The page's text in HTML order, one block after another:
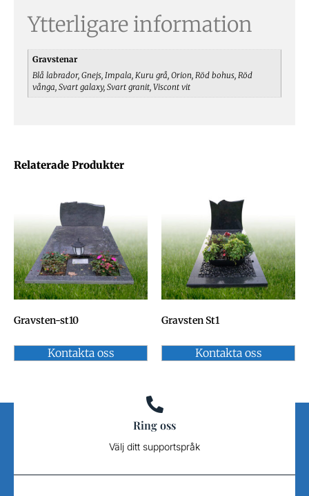
Relaterade Produkter
Gravsten-st10
Kontakta oss
Gravsten St1
Kontakta oss
Ytterligare information
Gravstenar
Blå labrador, Gnejs, Impala, Kuru grå, Orion, Röd bohus, Röd
vånga, Svart galaxy, Svart granit, Viscont vit
Ring oss
Välj ditt supportspråk